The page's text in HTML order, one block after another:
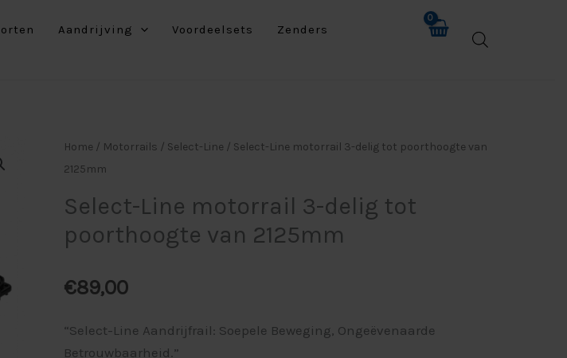
Aandrijving Voordeelsets
Zenders
Home / Motorrails / Select-Line / Select-Line motorrail 3-delig tot poorthoogte van
2125mm
Select-Line motorrail 3-delig tot
poorthoogte van 2125mm
€89,00
“Select-Line Aandrijfrail: Soepele Beweging, Ongeëvenaarde
Betrouwbaarheid.”
Select-
Line
3-
delig
poorthoogte
2125mm
aantal
aantal